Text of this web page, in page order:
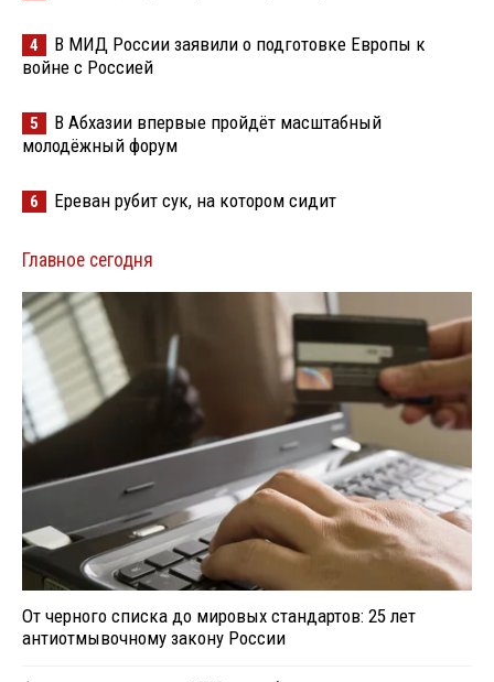
4
В МИД России заявили о подготовке Европы к
войне с Россией
5
В Абхазии впервые пройдёт масштабный
молодёжный форум
6 Ереван рубит сук, на котором сидит
Главное сегодня
От черного списка до мировых стандартов: 25 лет
антиотмывочному закону России